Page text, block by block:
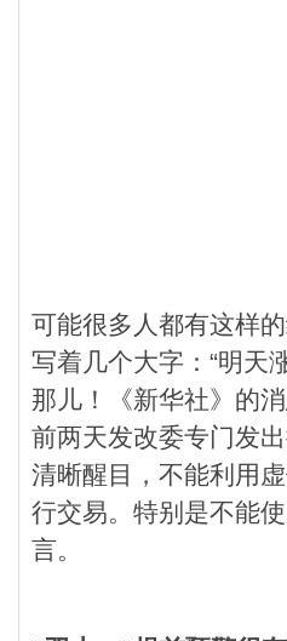
可能很多人都有这样
写着几个大字：“明天
那儿！《新华社》的
前两天发改委专门发
清晰醒目，不能利用
行交易。特别是不能使
言。